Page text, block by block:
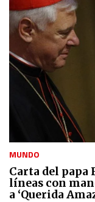
MUNDO
Carta del papa
líneas con
a ‘Querida